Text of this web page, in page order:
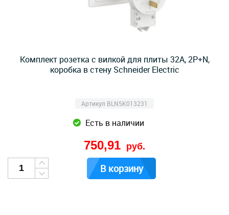
Комплект розетка с вилкой для плиты 32А, 2Р+N,
коробка в стену Schneider Electric
Артикул BLNSK013231
Есть в наличии
750,91 руб.
В корзину